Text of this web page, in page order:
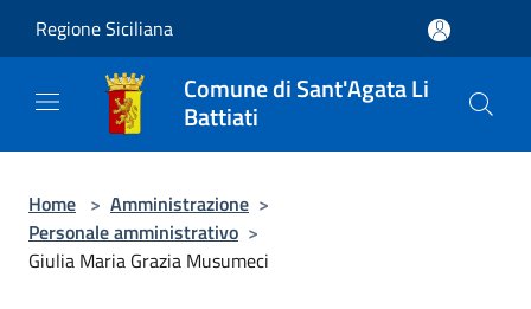
Regione Siciliana
Comune di Sant'Agata Li
Battiati
Home > Amministrazione >
Personale amministrativo >
Giulia Maria Grazia Musumeci